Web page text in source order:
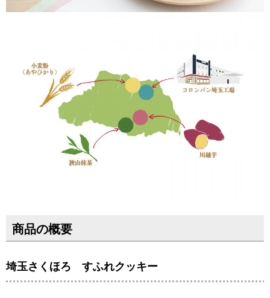
商品の概要
埼玉さくほろ すふれクッキー